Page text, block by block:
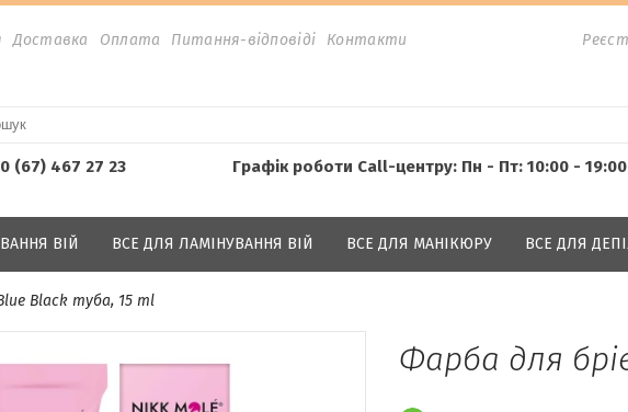
Доставка Оплата Питання-відповіді Контакти
(67) 467 27 23 Графік роботи Call-центру: Пн - Пт: 10:00 -
ВІЙ ВСЕ ДЛЯ ЛАМІНУВАННЯ ВІЙ ВСЕ ДЛЯ МАНІКЮРУ ВСЕ ДЛЯ
Black туба, 15 ml
Фарба для